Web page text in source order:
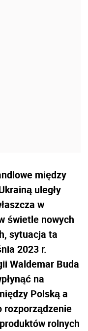
między
uległy
w
świetle nowych
sytuacja ta
2023 r.
Waldemar Buda
na
Polską a
rozporządzenie
rolnych